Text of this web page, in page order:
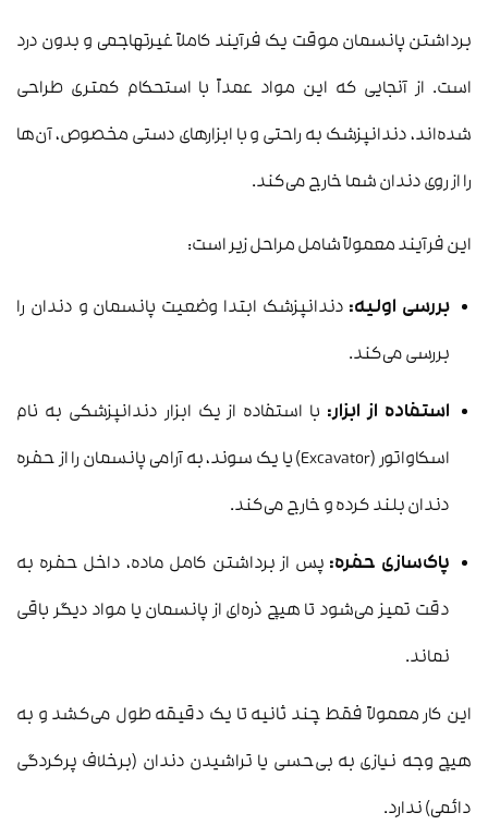
برداشتن پانسمان موقت یک فرآیند کاملاً غیرتهاجمی و بدون درد
است. از آنجایی که این مواد عمداً با استحکام کمتری طراحی
شده‌اند، دندانپزشک به راحتی و با ابزارهای دستی مخصوص، آن‌ها
را از روی دندان شما خارج می‌کند.
این فرآیند معمولاً شامل مراحل زیر است:
بررسی اولیه: دندانپزشک ابتدا وضعیت پانسمان و دندان را
بررسی می‌کند.
استفاده از ابزار: با استفاده از یک ابزار دندانپزشکی به نام
اسکاواتور (Excavator) یا یک سوند، به آرامی پانسمان را از حفره
دندان بلند کرده و خارج می‌کند.
پاک‌سازی حفره: پس از برداشتن کامل ماده، داخل حفره به
دقت تمیز می‌شود تا هیچ ذره‌ای از پانسمان یا مواد دیگر باقی
نماند.
این کار معمولاً فقط چند ثانیه تا یک دقیقه طول می‌کشد و به
هیچ وجه نیازی به بی‌حسی یا تراشیدن دندان (برخلاف پرکردگی
دائمی) ندارد.